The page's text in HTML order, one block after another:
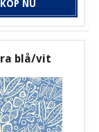
KÖP NU
blå/vit